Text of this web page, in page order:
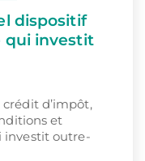
dispositif
qui investit
d’impôt,
et
investit outre-